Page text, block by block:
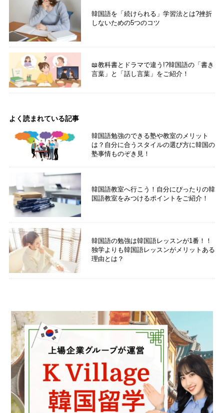
韓国語を「続けられる」学習法とは?挫折
しないための5つのコツ
📖教科書とドラマで違う!?韓国語の「書き
言葉」と「話し言葉」をご紹介！
よく読まれている記事
韓国語勉強のできる塾や教室のメリット
は？自分に合うスタイルの選び方に韓国の
塾事情ものぞき見！
韓国語教室へ行こう！自分にぴったりの韓
国語教室をみつけるポイントをご紹介！
韓国語の勉強は韓国語レッスンが1番！！
独学よりも韓国語レッスンがメリットある
理由とは？